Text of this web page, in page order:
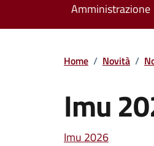
Amministrazione
Home / Novità /
Imu
Imu 2026